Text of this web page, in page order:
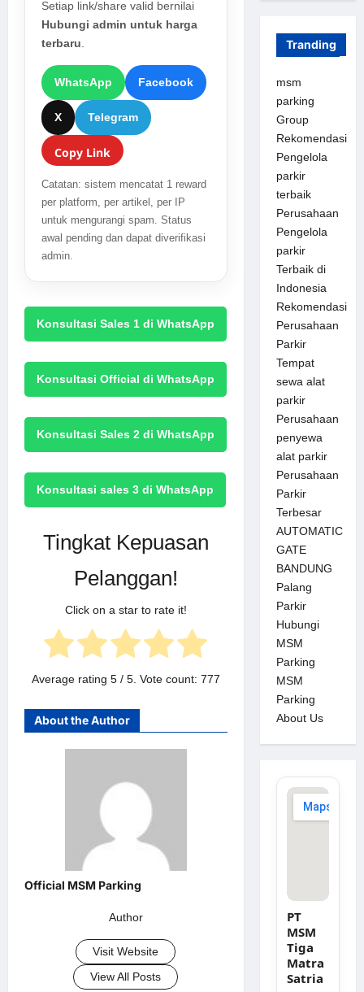
Setiap link/share valid bernilai
Hubungi admin untuk harga
terbaru
WhatsApp Facebook
X Telegram
Copy Link
Catatan: sistem mencatat 1 reward
per platform, per artikel, per IP
untuk mengurangi spam. Status
awal pending dan dapat diverifikasi
admin.
Konsultasi Sales 1 di WhatsApp
Konsultasi Official di WhatsApp
Konsultasi Sales 2 di WhatsApp
Konsultasi sales 3 di WhatsApp
Tingkat Kepuasan
Pelanggan!
Click on a star to rate it!
Average rating 5/ 5. Vote count: 777
About the Author
Author
Visit Website
View All Posts
Tranding
msm
parking
Group
Rekomendasi
Pengelola
parkir
terbaik
Perusahaan
Pengelola
parkir
Terbaik di
Indonesia
Rekomendasi
Perusahaan
Parkir
Tempat
sewa alat
parkir
Perusahaan
penyewa
alat parkir
Perusahaan
Parkir
Terbesar
AUTOMATIC
GATE
BANDUNG
Palang
Parkir
Hubungi
MSM
Parking
MSM
Parking
About Us
PT
MSM
Tiga
Matra
Satria